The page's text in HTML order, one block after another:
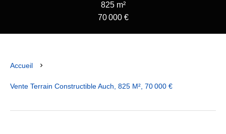
825 m²
70 000 €
Accueil
Vente Terrain Constructible Auch, 825 M², 70 000 €